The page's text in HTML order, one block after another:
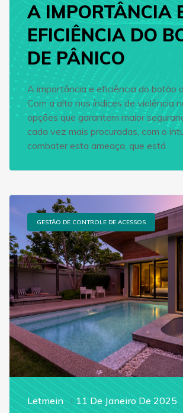
A IMPORTÂNCIA
EFICIÊNCIA DO
DE PÂNICO
A importância e eficiência do botão
Com a alta nos índices de violência
opções que garantem maior
cada vez mais procuradas, com o
combater esta ameaça, que está
GESTÃO DE CONTROLE DE ACESSOS
Letmein 11 De Janeiro De 2025